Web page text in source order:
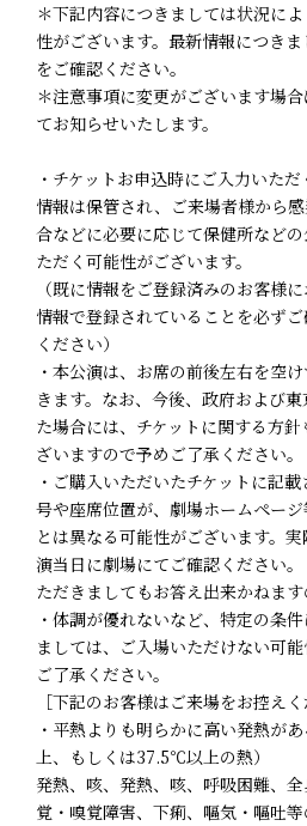
＊下記内容につきましては状況に
性がございます。最新情報につき
をご確認ください。
＊注意事項に変更がございます場
てお知らせいたします。
・チケットお申込時にご入力いた
情報は保管され、ご来場者様から
合などに必要に応じて保健所など
ただく可能性がございます。
（既に情報をご登録済みのお客様
情報で登録されていることを必ず
ください）
・本公演は、お席の前後左右を空
きます。なお、今後、政府および
た場合には、チケットに関する方
ざいますので予めご了承ください。
・ご購入いただいたチケットに記
号や座席位置が、劇場ホームペー
とは異なる可能性がございます。
演当日に劇場にてご確認ください
ただきましてもお答え出来かねます
・体調が優れないなど、特定の条
ましては、ご入場いただけない可
ご了承ください。
［下記のお客様はご来場をお控えく
・平熱よりも明らかに高い発熱が
上、もしくは37.5℃以上の熱）
発熱、咳、発熱、咳、呼吸困難、
覚・嗅覚障害、下痢、嘔気・嘔吐等